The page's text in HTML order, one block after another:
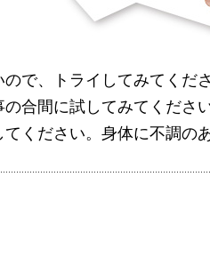
で、トライしてみてくだ
合間に試してみてくださ
ください。身体に不調の